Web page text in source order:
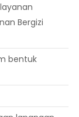
Bergizi
bentuk